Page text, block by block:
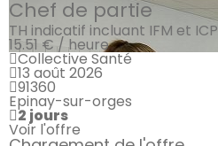
Chef de partie
TH indicatif incluant IFM et ICP
15.51 € / heure
Collective Santé
13 août 2026
91360
Epinay-sur-orges
2 jours
Voir l'offre